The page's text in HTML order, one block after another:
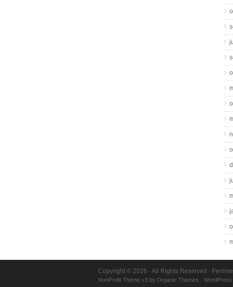
Copyright © 2026 · All Rights Reserved ·
NonProfit Theme v3 by Organic Themes · WordPress